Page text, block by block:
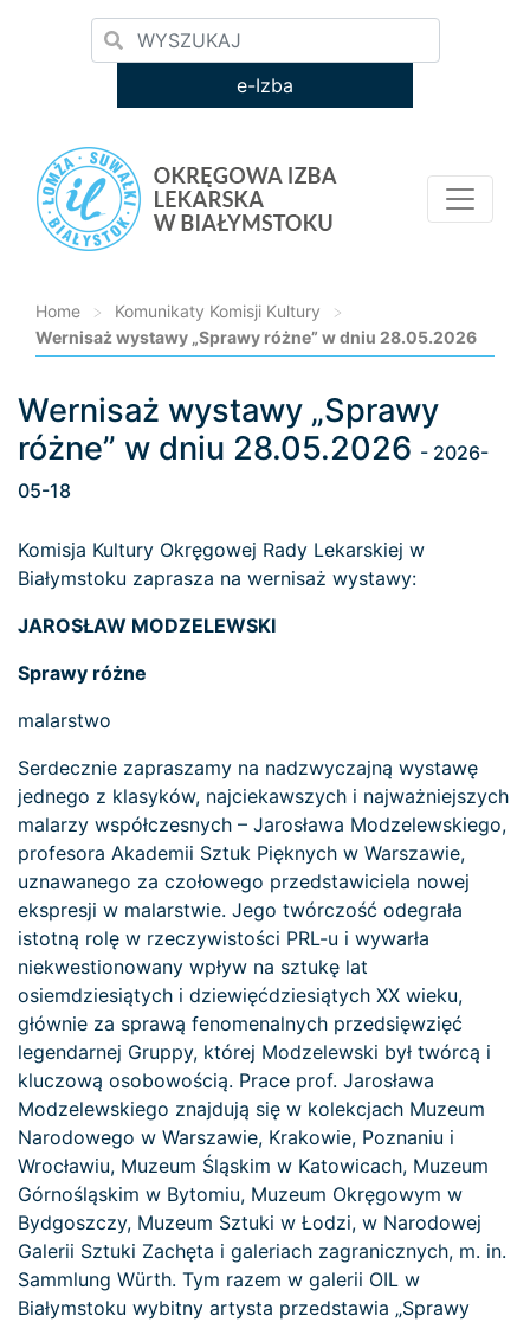
e-Izba
Home > Komunikaty Komisji Kultury
>
Wernisaż wystawy „Sprawy różne” w dniu 28.05.2026
Loading...
Wernisaż wystawy „Sprawy
różne” w dniu 28.05.2026 - 2026-
05-18
Komisja Kultury Okręgowej Rady Lekarskiej w
Białymstoku zaprasza na wernisaż wystawy:
JAROSŁAW MODZELEWSKI
Sprawy różne
malarstwo
Serdecznie zapraszamy na nadzwyczajną wystawę
jednego z klasyków, najciekawszych i najważniejszych
malarzy współczesnych – Jarosława Modzelewskiego,
profesora Akademii Sztuk Pięknych w Warszawie,
uznawanego za czołowego przedstawiciela nowej
ekspresji w malarstwie. Jego twórczość odegrała
istotną rolę w rzeczywistości PRL-u i wywarła
niekwestionowany wpływ na sztukę lat
osiemdziesiątych i dziewięćdziesiątych XX wieku,
głównie za sprawą fenomenalnych przedsięwzięć
legendarnej Gruppy, której Modzelewski był twórcą i
kluczową osobowością. Prace prof. Jarosława
Modzelewskiego znajdują się w kolekcjach Muzeum
Narodowego w Warszawie, Krakowie, Poznaniu i
Wrocławiu, Muzeum Śląskim w Katowicach, Muzeum
Górnośląskim w Bytomiu, Muzeum Okręgowym w
Bydgoszczy, Muzeum Sztuki w Łodzi, w Narodowej
Galerii Sztuki Zachęta i galeriach zagranicznych, m. in.
Sammlung Würth. Tym razem w galerii OIL w
Białymstoku wybitny artysta przedstawia „Sprawy